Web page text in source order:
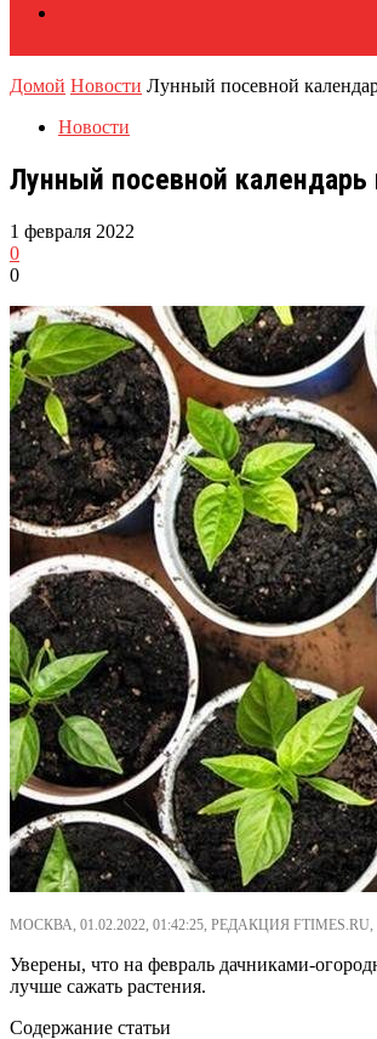
Домой Новости Лунный посевной
Новости
Лунный посевной
1 февраля 2022
0
0
МОСКВА, 01.02.2022, 01:42:25, РЕДАКЦИЯ
Уверены, что на февраль дачниками-
лучше сажать растения.
Содержание статьи